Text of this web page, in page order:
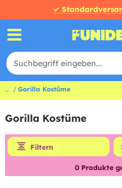
✓
... Gorilla Kostüme
Gorilla Kostüme
Filtern
0Produkte